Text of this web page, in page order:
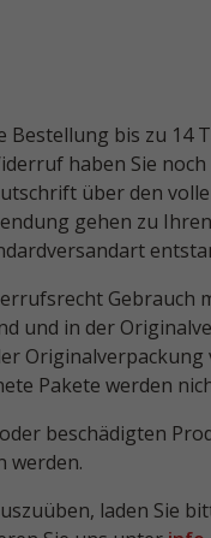
Bestellung bis zu 14
haben Sie
über den
gehen zu
Gebrauch
und in der
Pakete werden
beschädigten
werden.
laden Sie